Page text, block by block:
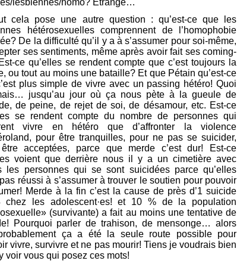
lesbiennes/homo? Étrange…
cela pose une autre question : qu’est-ce que les
hétérosexuelles comprennent de l’homophobie
De la difficulté qu’il y a à s’assumer pour soi-même,
ses sentiments, même après avoir fait ses coming-
ce qu’elles se rendent compte que c’est toujours la
ou tout au moins une bataille? Et que Pétain qu’est-ce
plus simple de vivre avec un passing hétéro! Quoi
jusqu’au jour où ça nous pète à la gueule de
de peine, de rejet de soi, de désamour, etc. Est-ce
se rendent compte du nombre de personnes qui
vivre en hétéro que d’affronter la violence
pour être tranquilles, pour ne pas se suicider,
acceptées, parce que merde c’est dur! Est-ce
voient que derrière nous il y a un cimetière avec
les personnes qui se sont suicidées parce qu’elles
pas réussi à s’assumer à trouver le soutien pour pouvoir
Merde à la fin c’est la cause de près d’1 suicide
chez les adolescent·es! et 10 % de la population
(survivante) a fait au moins une tentative de
Pourquoi parler de trahison, de mensonge… alors
ça a été la seule route possible pour
vivre, survivre et ne pas mourir! Tiens je voudrais bien
voir vous qui posez ces mots!